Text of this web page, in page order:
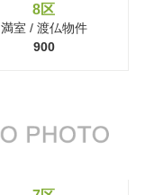
8区
満室 / 渡仏物件
900